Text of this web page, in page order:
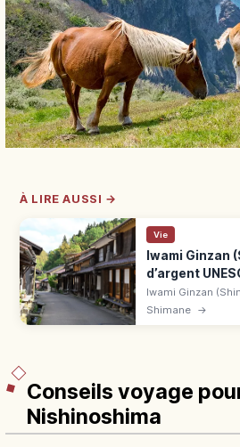
À LIRE AUSSI →
Vie
Iwami Ginzan
d’argent
Iwami Ginzan
patrimoine
Shimane →
Conseils voyage
Nishinoshima